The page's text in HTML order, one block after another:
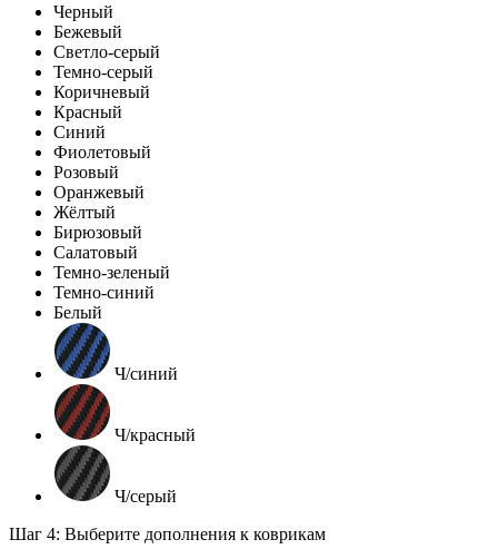
Черный
Бежевый
Светло-серый
Темно-серый
Коричневый
Красный
Синий
Фиолетовый
Розовый
Оранжевый
Жёлтый
Бирюзовый
Салатовый
Темно-зеленый
Темно-синий
Белый
Ч/синий
Ч/красный
Ч/серый
Шаг 4: Выберите дополнения к коврикам